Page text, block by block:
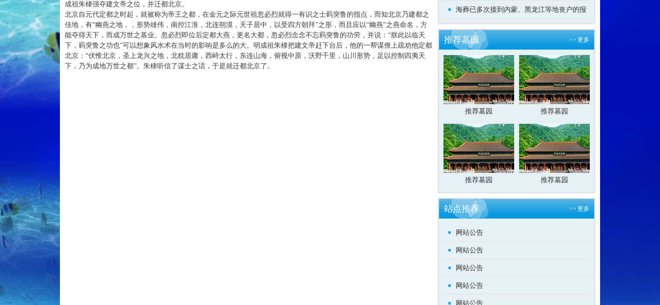
成祖朱棣强夺建文帝之位，并迁都北京。
北京自元代定都之时起，就被称为帝王之都，在金元之际元世祖忽必烈就得一有识之士羁突鲁的指点，而知北京乃建都之
佳地，有“幽燕之地，，形势雄伟，南控江淮，北连朔漠，天子居中，以受四方朝拜”之形，而且应以“幽燕”之燕命名，方
能夺得天下，而成万世之基业。忽必烈即位后定都大燕，更名大都，忽必烈念念不忘羁突鲁的功劳，并说：“朕此以临天
下，羁突鲁之功也”可以想象风水术在当时的影响是多么的大。明成祖朱棣把建文帝赶下台后，他的一帮谋僚上疏劝他定都
北京：“伏惟北京，圣上龙兴之地，北枕居庸，西峙太行，东连山海，俯视中原，沃野千里，山川形势，足以控制四夷天
下，乃为成地万世之都”。朱棣听信了谋士之话，于是就迁都北京了。
海葬已多次接到内蒙、黑龙江等地丧户的报
推荐墓园 >> 更多
推荐墓园 推荐墓园
推荐墓园 推荐墓园
站点推荐 >> 更多
网站公告
网站公告
网站公告
网站公告
网站公告